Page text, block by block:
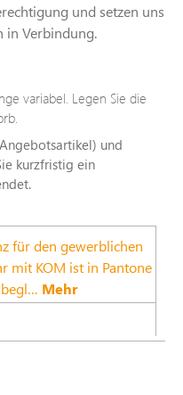
und setzen uns
in Verbindung.
variabel. Legen Sie die
und
kurzfristig ein
für den gewerblichen
mit KOM ist in Pantone
Mehr